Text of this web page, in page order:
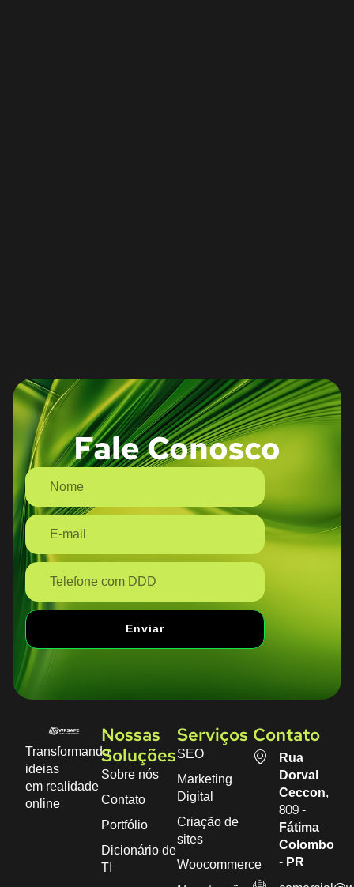
Fale Conosco
Enviar
Transformando
ideias
em realidade
online
Nossas
Soluções
Sobre nós
Contato
Portfólio
Dicionário de
TI
Serviços
SEO
Marketing
Digital
Criação de
sites
Woocommerce
Contato
Rua
Dorval
Ceccon,
809 -
Fátima -
Colombo
- PR